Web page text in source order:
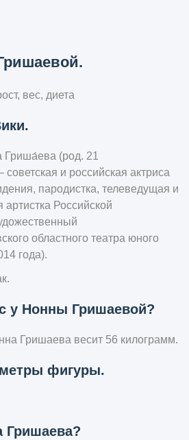
Гриша́ева (род. 21
и российская актриса
пародистка, телеведущая и
Российской
областного театра юного
года).
у Нонны Гришаевой?
Гришаева весит 56 килограмм.
фигуры.
Гришаева?